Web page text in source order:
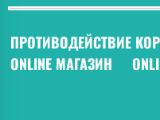
ПРОТИВОДЕЙСТВИЕ
ONLINE МАГАЗИН